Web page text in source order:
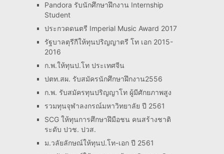
Pandora รับนักศึกษาฝึกงาน Internship
Student
ประกวดดนตรี Imperial Music Award 2017
รัฐบาลตุรีกีให้ทุนปริญญาตรี โท เอก 2015-
2016
ก.พ.ให้ทุนป.โท ประเทศจีน
ปตท.สผ. รับสมัครนักศึกษาฝึกงาน2556
ก.พ. รับสมัครทุนปริญญาโท ผู้มีศักยภาพสูง
รวมทุนจุฬาลงกรณ์มหาวิทยาลัย ปี 2561
SCG ให้ทุนการศึกษาฝึมือชน คนสร้างชาติ
ระดับ ปวช. ปวส.
ม.วลัยลักษณ์ให้ทุนป.โท-เอก ปี 2561